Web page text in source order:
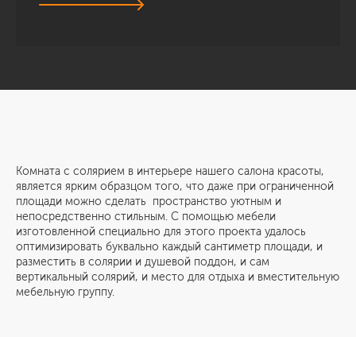
Комната с солярием в интерьере нашего салона красоты,
является ярким образцом того, что даже при ограниченной
площади можно сделать пространство уютным и
непосредственно стильным. С помощью мебели
изготовленной специально для этого проекта удалось
оптимизировать буквально каждый сантиметр площади, и
разместить в солярии и душевой поддон, и сам
вертикальный солярий, и место для отдыха и вместительную
мебельную группу.